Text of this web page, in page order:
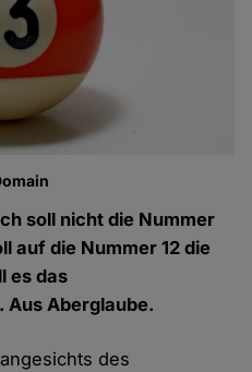
soll nicht die Nummer
auf die Nummer 12 die
es das
Aus Aberglaube.
des